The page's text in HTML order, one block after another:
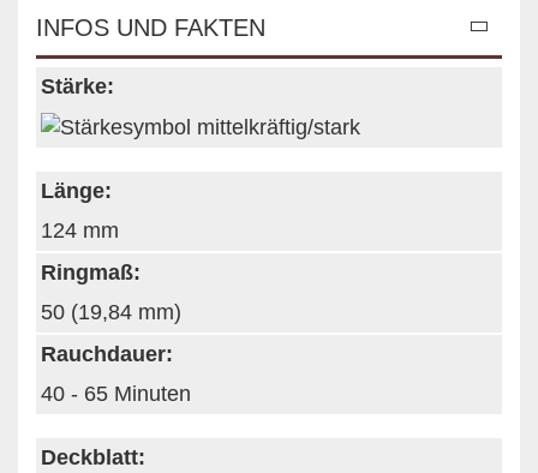
INFOS UND FAKTEN
Stärke:
Länge:
124 mm
Ringmaß:
50 (19,84 mm)
Rauchdauer:
40 - 65 Minuten
Deckblatt: